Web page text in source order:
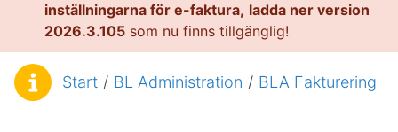
inställningarna för e-faktura, ladda ner version
2026.3.105 som nu finns tillgänglig!
Du är här:Start / BL Administration / BLA Fakturering